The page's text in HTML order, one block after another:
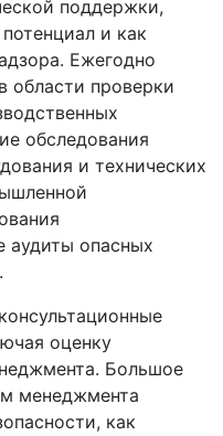
поддержки,
и как
Ежегодно
области проверки
обследования
и технических
аудиты опасных
оценку
Большое
менеджмента
как